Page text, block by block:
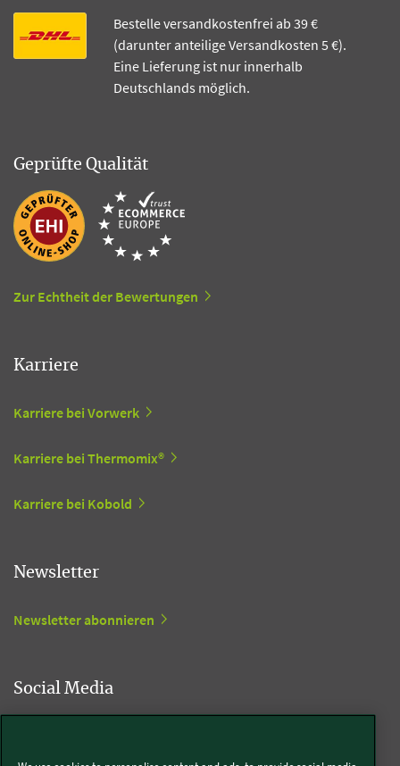
Bestelle versandkostenfrei ab 39 €
(darunter anteilige Versandkosten 5 €).
Eine Lieferung ist nur innerhalb
Deutschlands möglich.
Geprüfte Qualität
Zur Echtheit der Bewertungen
Karriere
Karriere bei Vorwerk
Karriere bei Thermomix®
Karriere bei Kobold
Newsletter
Newsletter abonnieren
Social Media